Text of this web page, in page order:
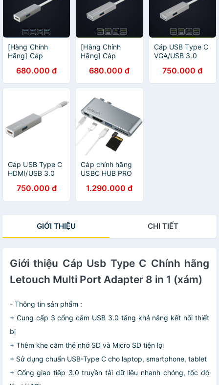
[Hàng Chính
Hãng] Cáp
LE TOUCH USB
3.0 TYPE-C
HDMI Hub with
680.000 đ
[Hàng Chính
Hãng] Cáp
LE TOUCH USB
3.0 TYPE-C VGA
Hub with Power
Delivery
680.000 đ
Cáp USB Type C
VGA/USB 3.0
Power Delivery
Letouch ( Xám)
750.000 đ
Cáp USB Type C
HDMI/USB 3.0
Power Delivery
Letouch ( xám)
750.000 đ
Cáp chính hãng
USBC HUB PRO
dual xám
1.290.000 đ
GIỚI THIỆU CHI TIẾT
Giới thiệu Cáp Usb Type C Chính hãng
Letouch Multi Port Adapter 8 in 1 (xám)
- Thông tin sản phẩm :
+ Cung cấp 3 cổng cắm USB 3.0 tăng khả năng kết nối thiết
bị
+ Thêm khe cắm thẻ nhớ SD và Micro SD tiện lợi
+ Sử dụng chuẩn USB-Type C cho laptop, smartphone, tablet
+ Cổng giao tiếp 3.0 truyền tải dữ liệu nhanh chóng, tốc độ